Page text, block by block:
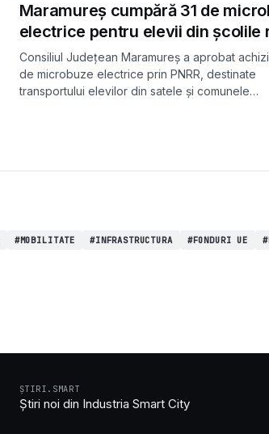
Maramureș cumpără 31 de
electrice pentru elevii din școlile
Consiliul Județean Maramureș a aprobat
de microbuze electrice prin PNRR, destinate
transportului elevilor din satele și comunele
#MOBILITATE #INFRASTRUCTURA #FONDURI UE
ȘTIRI.SMART
Știri noi din Industria Smart City